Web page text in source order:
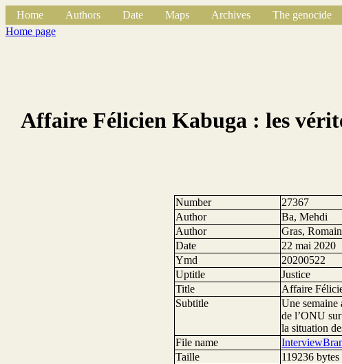
Home Authors Date Maps Archives The genocide
Home page
Affaire Félicien Kabuga : les
Number
27367
Author
Ba, Mehdi
Author
Gras, Romain
Date
22 mai 2020
Ymd
20200522
Uptitle
Justice
Title
Affaire
Subtitle
Une semaine
de l’ONU
la situation
File name
Taille
119236 bytes